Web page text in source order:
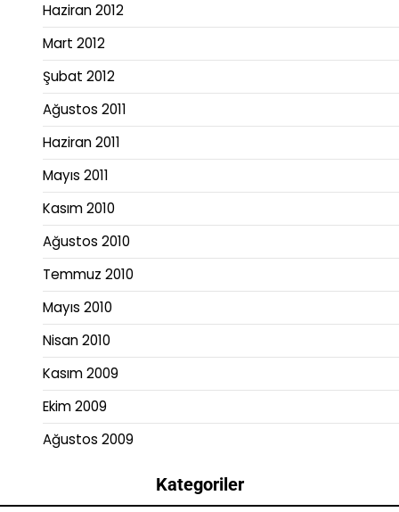
Haziran 2012
Mart 2012
Şubat 2012
Ağustos 2011
Haziran 2011
Mayıs 2011
Kasım 2010
Ağustos 2010
Temmuz 2010
Mayıs 2010
Nisan 2010
Kasım 2009
Ekim 2009
Ağustos 2009
Kategoriler